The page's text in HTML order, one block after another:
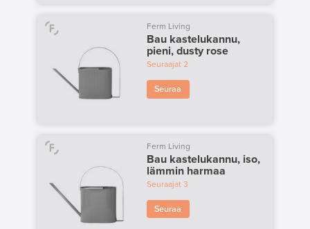
Ferm Living
Bau kastelukannu,
pieni, dusty rose
Seuraajat2
Seuraa
Ferm Living
Bau kastelukannu, iso,
lämmin harmaa
Seuraajat3
Seuraa